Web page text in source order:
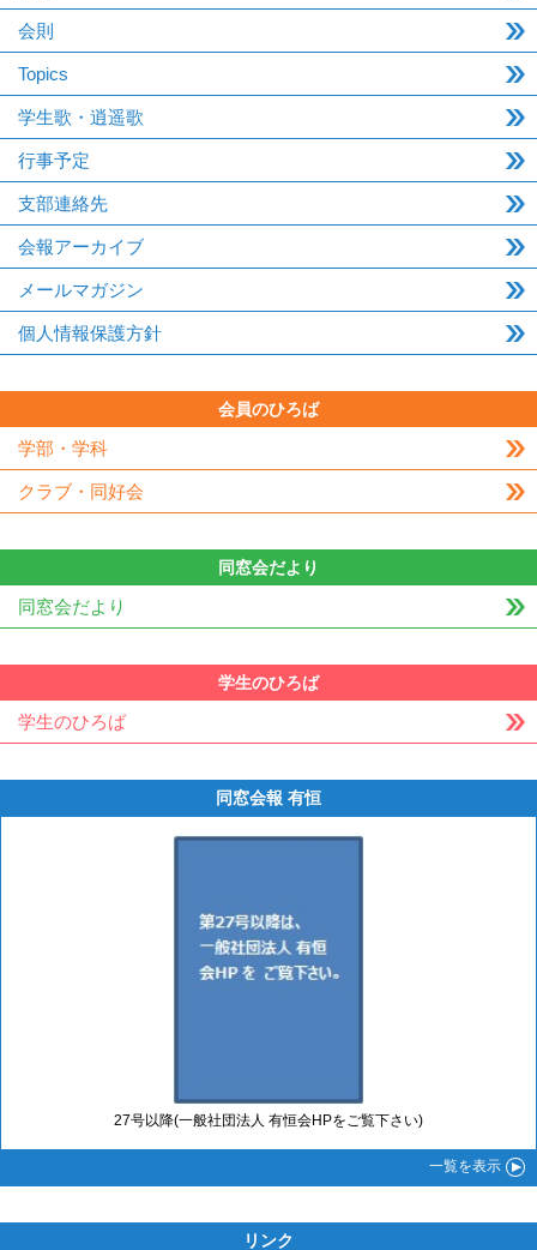
会則
Topics
学生歌・逍遥歌
行事予定
支部連絡先
会報アーカイブ
メールマガジン
個人情報保護方針
会員のひろば
学部・学科
クラブ・同好会
同窓会だより
同窓会だより
学生のひろば
学生のひろば
同窓会報 有恒
27号以降(一般社団法人 有恒会HPをご覧下さい)
一覧を表示
リンク